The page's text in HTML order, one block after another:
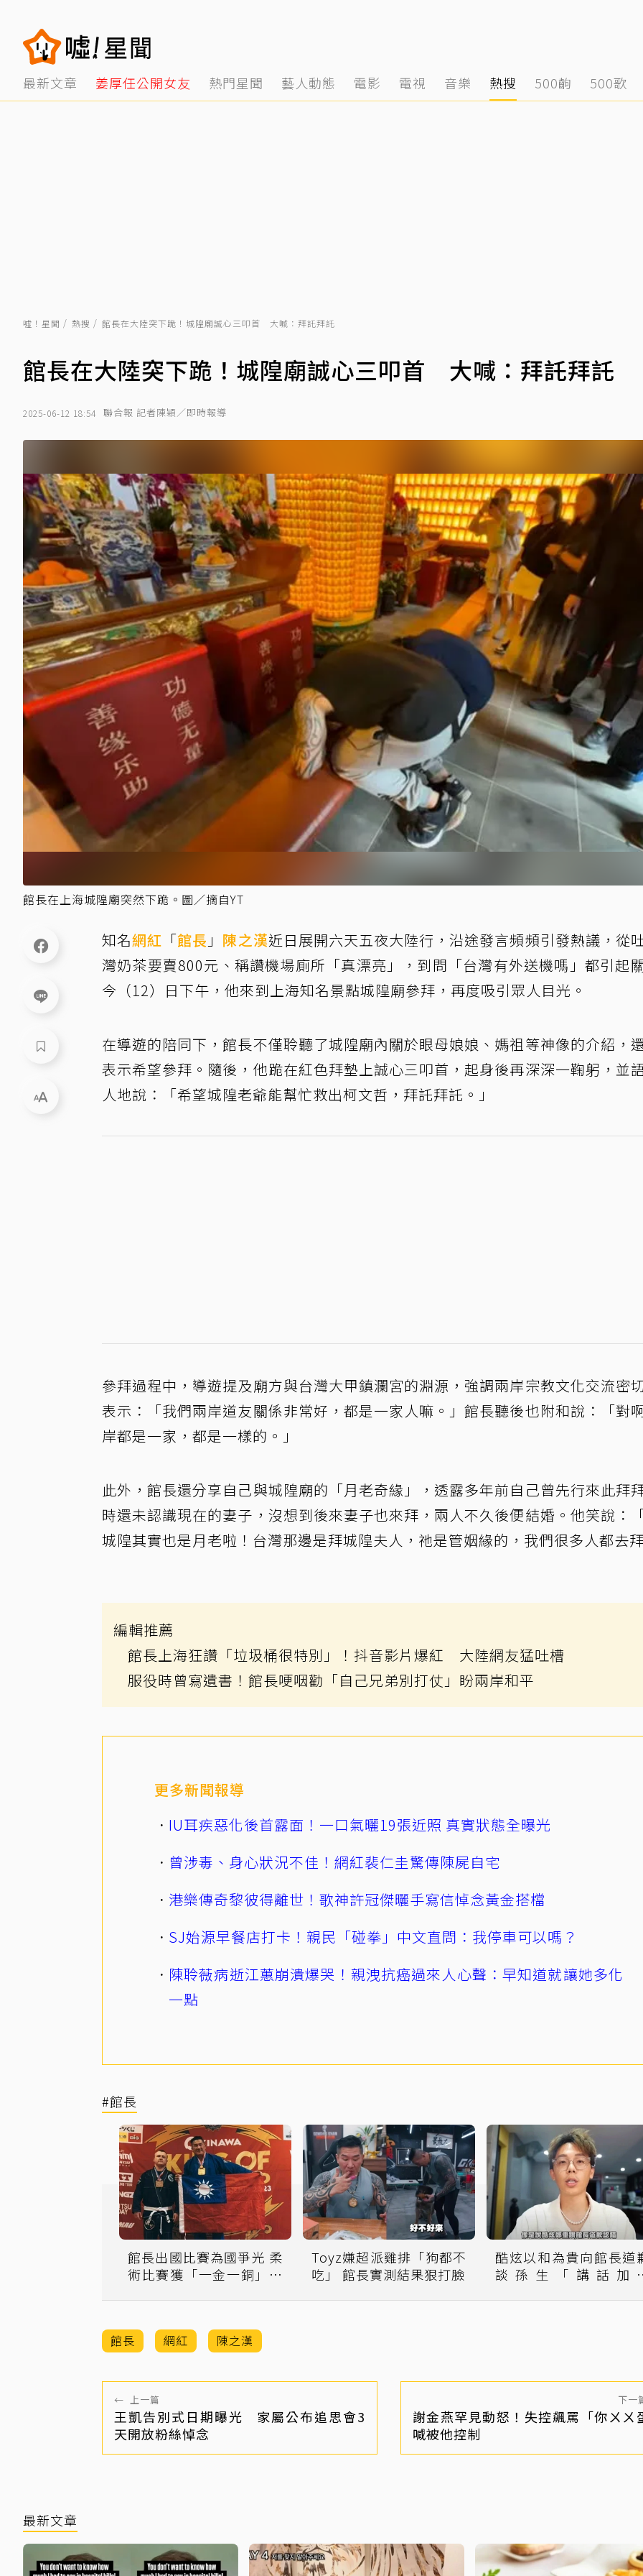
最新文章 姜厚任公開女友 熱門星聞 藝人動態 電影 電視 音樂 熱搜 500齣 500歌
噓！星聞 熱搜 館長在大陸突下跪！城隍廟誠心三叩首 大喊：拜託拜託
館長在大陸突下跪！城隍廟誠心三叩首 大喊：拜託拜託
2025-06-12 18:54 聯合報 記者陳穎／即時報導
館長在上海城隍廟突然下跪。圖／摘自YT
知名網紅 「館長 」 陳之漢近日展開六天五夜大陸行，沿途發言頻頻引發熱議，從
灣奶茶要賣800元、稱讚機場廁所「真漂亮」，到問「台灣有外送機嗎」都引起
今（12）日下午，他來到上海知名景點城隍廟參拜，再度吸引眾人目光。
在導遊的陪同下，館長不僅聆聽了城隍廟內關於眼母娘娘、媽祖等神像的介紹，
表示希望參拜。隨後，他跪在紅色拜墊上誠心三叩首，起身後再深深一鞠躬，並
人地說：「希望城隍老爺能幫忙救出柯文哲，拜託拜託。」
參拜過程中，導遊提及廟方與台灣大甲鎮瀾宮的淵源，強調兩岸宗教文化交流密
表示：「我們兩岸道友關係非常好，都是一家人嘛。」館長聽後也附和說：「對
岸都是一家，都是一樣的。」
此外，館長還分享自己與城隍廟的「月老奇緣」，透露多年前自己曾先行來此拜
時還未認識現在的妻子，沒想到後來妻子也來拜，兩人不久後便結婚。他笑說：
城隍其實也是月老啦！台灣那邊是拜城隍夫人，祂是管姻緣的，我們很多人都去拜
編輯推薦
館長上海狂讚「垃圾桶很特別」！抖音影片爆紅 大陸網友猛吐槽
服役時曾寫遺書！館長哽咽勸「自己兄弟別打仗」盼兩岸和平
更多新聞報導
IU耳疾惡化後首露面！一口氣曬19張近照 真實狀態全曝光
曾涉毒、身心狀況不佳！網紅裴仁圭驚傳陳屍自宅
港樂傳奇黎彼得離世！歌神許冠傑曬手寫信悼念黃金搭檔
SJ始源早餐店打卡！親民「碰拳」中文直問：我停車可以嗎？
陳聆薇病逝江蕙崩潰爆哭！親洩抗癌過來人心聲：早知道就讓她多化
一點
#館長
館長出國比賽為國爭光 柔
術比賽獲「一金一銅」自
Toyz嫌超派雞排「狗都不
吃」 館長實測結果狠打臉
酷炫以和為貴向館長道
談孫生「講話加
館長 網紅 陳之漢
← 上一篇
王凱告別式日期曝光 家屬公布追思會3
天開放粉絲悼念
下一
謝金燕罕見動怒！失控飆罵「你ㄨㄨ
喊被他控制
最新文章